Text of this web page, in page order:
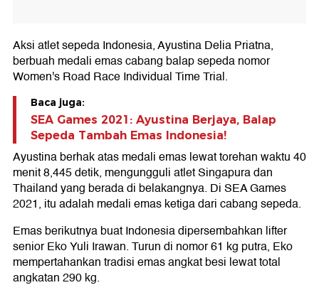
Aksi atlet sepeda Indonesia, Ayustina Delia Priatna,
berbuah medali emas cabang balap sepeda nomor
Women's Road Race Individual Time Trial.
Baca juga:
SEA Games 2021: Ayustina Berjaya, Balap
Sepeda Tambah Emas Indonesia!
Ayustina berhak atas medali emas lewat torehan waktu 40
menit 8,445 detik, mengungguli atlet Singapura dan
Thailand yang berada di belakangnya. Di SEA Games
2021, itu adalah medali emas ketiga dari cabang sepeda.
Emas berikutnya buat Indonesia dipersembahkan lifter
senior Eko Yuli Irawan. Turun di nomor 61 kg putra, Eko
mempertahankan tradisi emas angkat besi lewat total
angkatan 290 kg.